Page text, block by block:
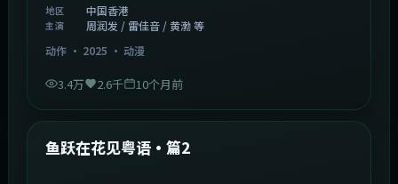
地区 中国香港
主演
周润发 / 雷佳音 / 黄渤 等
动作· 2025 · 动漫
3.4万 2.6千 10个月前
最新
鱼跃在花见粤语·篇2